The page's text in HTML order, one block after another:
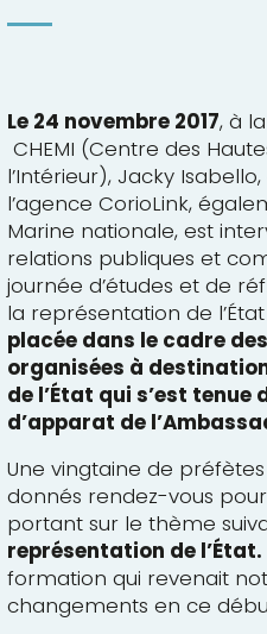
Le 24 novembre 2017, à
CHEMI (Centre des
l’Intérieur), Jacky
l’agence CorioLink,
Marine nationale, est
relations publiques et
journée d’études et de
la représentation de l’État
placée dans le cadre
organisées à
de l’État qui s’est tenue
d’apparat de
Une vingtaine de
donnés rendez-vous
portant sur le thème
représentation de l’État.
formation qui revenait
changements en ce